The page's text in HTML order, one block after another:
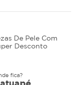
De Pele Com
Desconto
fica?